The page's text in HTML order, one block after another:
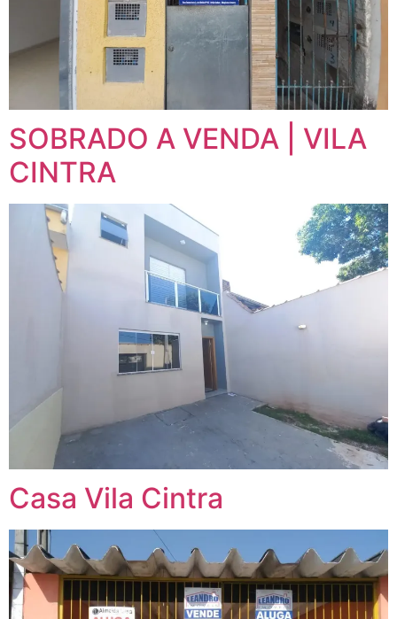
SOBRADO A VENDA | VILA
CINTRA
Casa Vila Cintra